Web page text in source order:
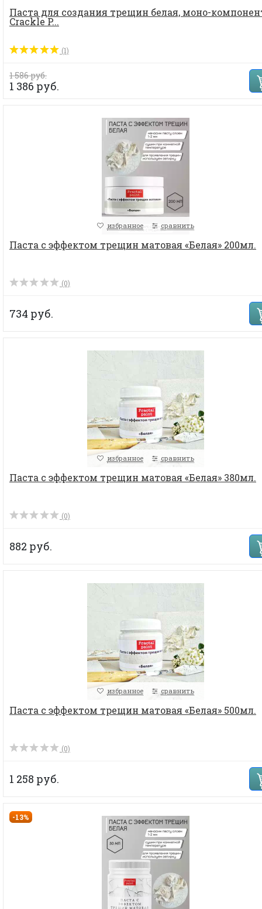
Паста для создания трещин белая, моно-
Crackle P...
(1)
1 586 руб.
1 386 руб.
избранное сравнить
Паста с эффектом трещин матовая «Белая» 200мл.
(0)
734 руб.
избранное сравнить
Паста с эффектом трещин матовая «Белая» 380мл.
(0)
882 руб.
избранное сравнить
Паста с эффектом трещин матовая «Белая» 500мл.
(0)
1 258 руб.
-13%